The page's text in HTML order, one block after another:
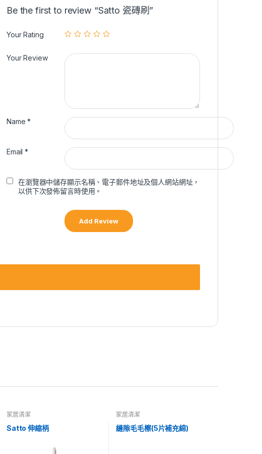
Be the first to review “Satto 瓷磚刷”
Your Rating
Your Review
Name*
Email*
在瀏覽器中儲存顯示名稱、電子郵件地址及個人網站網址，
以供下次發佈留言時使用。
家居清潔
Satto 伸縮柄
家居清潔
縫隙毛毛檫(5片補充綿)